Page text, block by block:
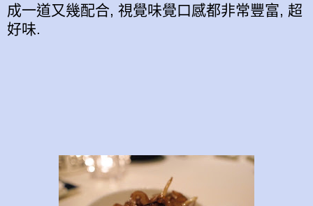
成一道又幾配合, 視覺味覺口感都非常豐富, 超
好味.